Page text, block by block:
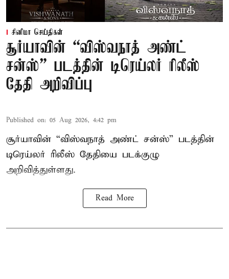
சினிமா செய்திகள்
சூர்யாவின் “விஸ்வநாத் அண்ட்
சன்ஸ்” படத்தின் டிரெய்லர் ரிலீஸ்
தேதி அறிவிப்பு
Published on: 05 Aug 2026, 4:42 pm
சூர்யாவின் “விஸ்வநாத் அண்ட் சன்ஸ்” படத்தின்
டிரெய்லர் ரிலீஸ் தேதியை படக்குழு
அறிவித்துள்ளது.
Read More